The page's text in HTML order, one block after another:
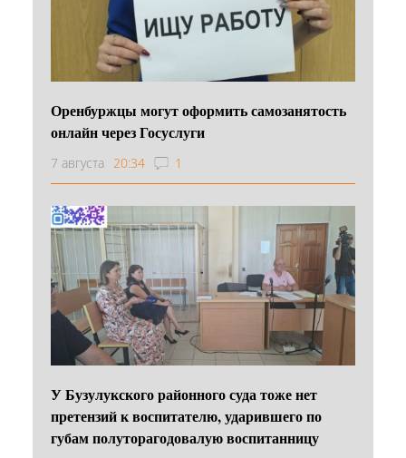
Оренбуржцы могут оформить самозанятость
онлайн через Госуслуги
7 августа 20:34 1
У Бузулукского районного суда тоже нет
претензий к воспитателю, ударившего по
губам полуторагодовалую воспитанницу